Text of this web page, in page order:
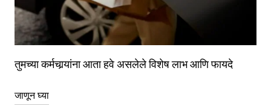
तुमच्या कर्मचार्‍यांना आता हवे असलेले विशेष लाभ आणि फायदे
जाणून घ्या